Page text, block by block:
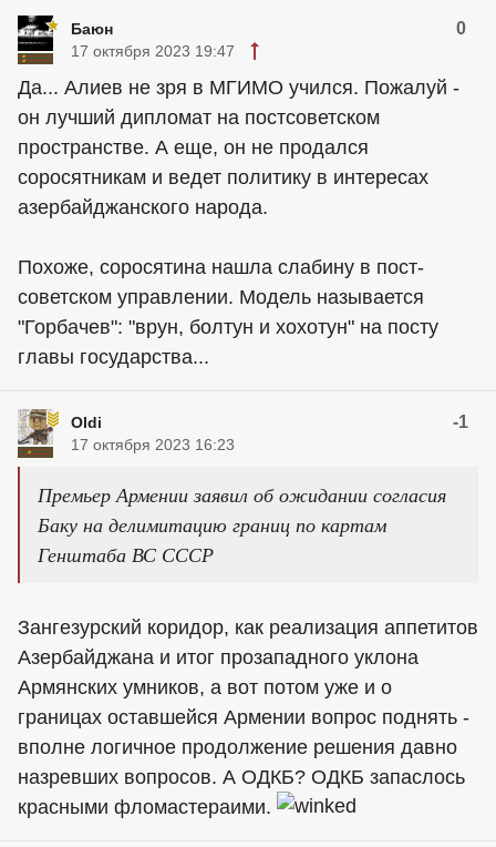
Баюн 0
17 октября 2023 19:47
Да... Алиев не зря в МГИМО учился. Пожалуй -
он лучший дипломат на постсоветском
пространстве. А еще, он не продался
соросятникам и ведет политику в интересах
азербайджанского народа.
Похоже, соросятина нашла слабину в пост-
советском управлении. Модель называется
"Горбачев": "врун, болтун и хохотун" на посту
главы государства...
Oldi -1
17 октября 2023 16:23
Премьер Армении заявил об ожидании согласия
Баку на делимитацию границ по картам
Генштаба ВС СССР
Зангезурский коридор, как реализация аппетитов
Азербайджана и итог прозападного уклона
Армянских умников, а вот потом уже и о
границах оставшейся Армении вопрос поднять -
вполне логичное продолжение решения давно
назревших вопросов. А ОДКБ? ОДКБ запаслось
красными фломастераими.